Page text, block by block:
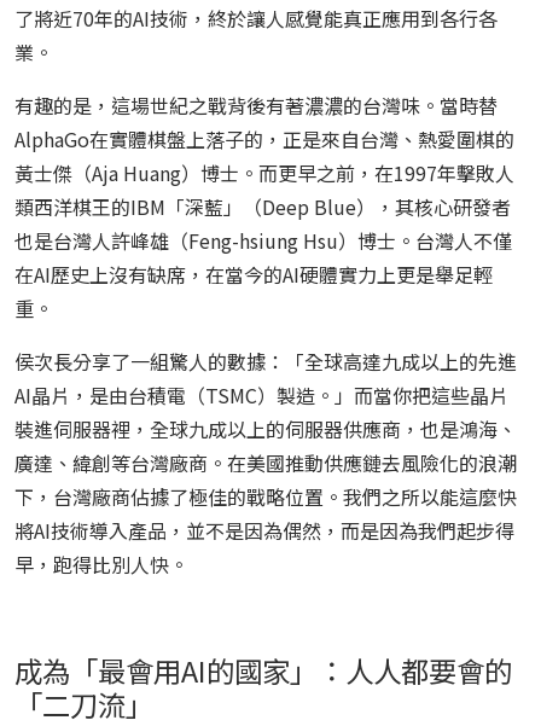
了將近70年的AI技術，終於讓人感覺能真正應用到各行各
業。
有趣的是，這場世紀之戰背後有著濃濃的台灣味。當時替
AlphaGo在實體棋盤上落子的，正是來自台灣、熱愛圍棋的
黃士傑（Aja Huang）博士。而更早之前，在1997年擊敗人
類西洋棋王的IBM「深藍」（Deep Blue），其核心研發者
也是台灣人許峰雄（Feng-hsiung Hsu）博士。台灣人不僅
在AI歷史上沒有缺席，在當今的AI硬體實力上更是舉足輕
重。
侯次長分享了一組驚人的數據：「全球高達九成以上的先進
AI晶片，是由台積電（TSMC）製造。」而當你把這些晶片
裝進伺服器裡，全球九成以上的伺服器供應商，也是鴻海、
廣達、緯創等台灣廠商。在美國推動供應鏈去風險化的浪潮
下，台灣廠商佔據了極佳的戰略位置。我們之所以能這麼快
將AI技術導入產品，並不是因為偶然，而是因為我們起步得
早，跑得比別人快。
成為「最會用AI的國家」：人人都要會的
「二刀流」